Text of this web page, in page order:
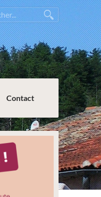
Contact